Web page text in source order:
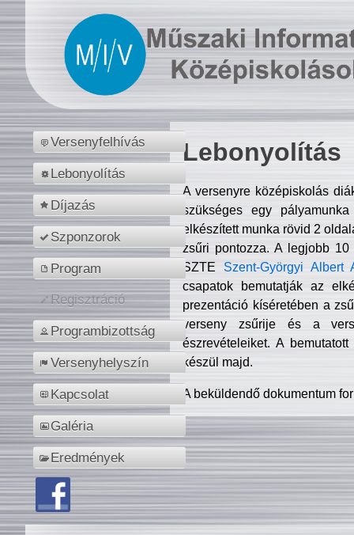
Versenyfelhívás
Lebonyolítás
Díjazás
Szponzorok
Program
Regisztráció
Programbizottság
Versenyhelyszín
Kapcsolat
Galéria
Eredmények
Lebonyolítás
A versenyre középiskolás
szükséges egy
elkészített munka rövid 2
zsűri pontozza. A legjobb
SZTE Szent-Györgyi Albert
csapatok bemutatják az
prezentáció kíséretében a
verseny zsűrije és a
észrevételeiket. A
készül majd.
A beküldendő dokumentum